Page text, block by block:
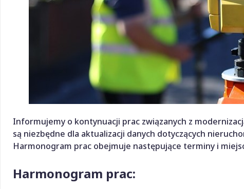
Informujemy o kontynuacji prac związanych z
są niezbędne dla aktualizacji danych dotyczących
Harmonogram prac obejmuje następujące terminy i
Harmonogram prac: